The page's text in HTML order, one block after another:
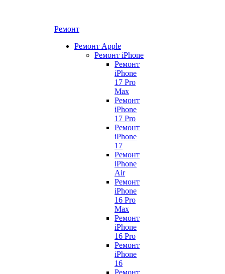
Ремонт
Ремонт Apple
Ремонт iPhone
Ремонт
iPhone
17 Pro
Max
Ремонт
iPhone
17 Pro
Ремонт
iPhone
17
Ремонт
iPhone
Air
Ремонт
iPhone
16 Pro
Max
Ремонт
iPhone
16 Pro
Ремонт
iPhone
16
Ремонт